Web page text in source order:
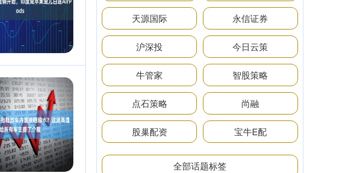
天源国际 永信证券
沪深投 今日云策
牛管家 智股策略
点石策略 尚融
股巢配资 宝牛E配
全部话题标签